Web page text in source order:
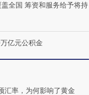
全国 筹资和服务给予将持
亿元公积金
汇率，为何影响了黄金